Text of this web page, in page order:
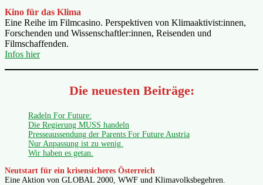
Kino für das Klima
Eine Reihe im Filmcasino. Perspektiven von Klimaaktivist:innen,
Forschenden und Wissenschaftler:innen, Reisenden und
Filmschaffenden.
Infos hier
Die neuesten Beiträge:
Radeln For Future:
Die Regierung MUSS handeln
Presseaussendung der Parents For Future Austria
Nur Anpassung ist zu wenig.
Wir haben es getan.
Neutstart für ein krisensicheres Österreich
Eine Aktion von GLOBAL 2000, WWF und Klimavolksbegehren.